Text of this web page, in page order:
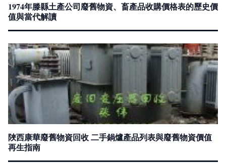
1974年滕縣土產公司廢舊物資、畜產品收購價格表的歷史價
值與當代解讀
陜西康華廢舊物資回收 二手鍋爐產品列表與廢舊物資價值
再生指南